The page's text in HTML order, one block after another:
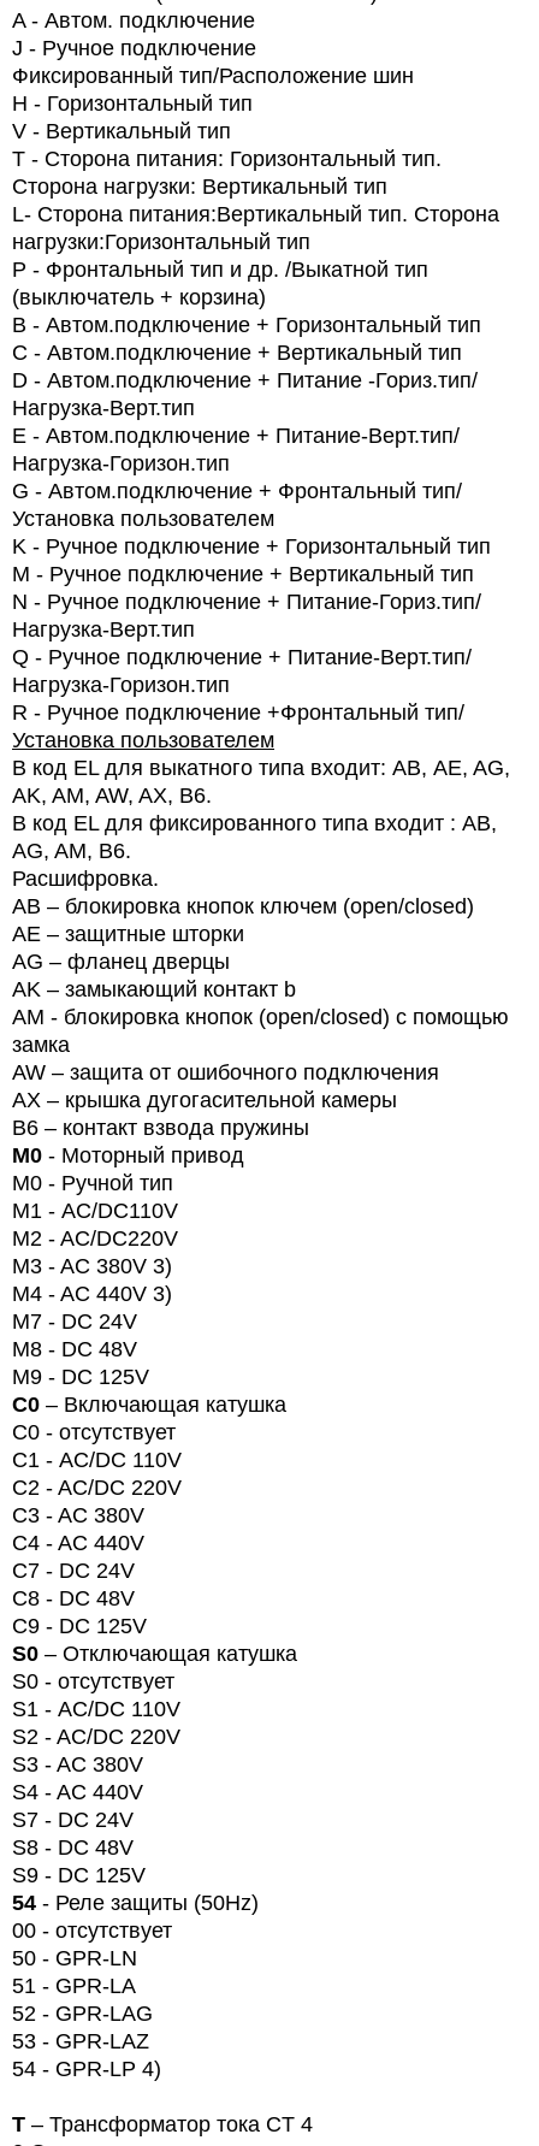
A - Автом. подключение
J - Ручное подключение
Фиксированный тип/Расположение шин
H - Горизонтальный тип
V - Вертикальный тип
T - Сторона питания: Горизонтальный тип.
Сторона нагрузки: Вертикальный тип
L- Сторона питания:Вертикальный тип. Сторона
нагрузки:Горизонтальный тип
P - Фронтальный тип и др. /Выкатной тип
(выключатель + корзина)
B - Автом.подключение + Горизонтальный тип
C - Автом.подключение + Вертикальный тип
D - Автом.подключение + Питание -Гориз.тип/
Нагрузка-Верт.тип
E - Автом.подключение + Питание-Верт.тип/
Нагрузка-Горизон.тип
G - Автом.подключение + Фронтальный тип/
Установка пользователем
K - Ручное подключение + Горизонтальный тип
M - Ручное подключение + Вертикальный тип
N - Ручное подключение + Питание-Гориз.тип/
Нагрузка-Верт.тип
Q - Ручное подключение + Питание-Верт.тип/
Нагрузка-Горизон.тип
R - Ручное подключение +Фронтальный тип/
Установка пользователем
В код EL для выкатного типа входит: АВ, AE, AG,
AK, AM, AW, AX, B6.
В код EL для фиксированного типа входит : АВ,
AG, AM, B6.
Расшифровка.
AB – блокировка кнопок ключем (open/closed)
AE – защитные шторки
AG – фланец дверцы
AK – замыкающий контакт b
AM - блокировка кнопок (open/closed) с помощью
замка
AW – защита от ошибочного подключения
AX – крышка дугогасительной камеры
B6 – контакт взвода пружины
M0 - Моторный привод
M0 - Ручной тип
M1 - AC/DC110V
M2 - AC/DC220V
M3 - AC 380V 3)
M4 - AC 440V 3)
M7 - DC 24V
M8 - DC 48V
M9 - DC 125V
C0 – Включающая катушка
C0 - отсутствует
C1 - AC/DC 110V
C2 - AC/DC 220V
C3 - AC 380V
C4 - AC 440V
C7 - DC 24V
C8 - DC 48V
C9 - DC 125V
S0 – Отключающая катушка
S0 - отсутствует
S1 - AC/DC 110V
S2 - AC/DC 220V
S3 - AC 380V
S4 - AC 440V
S7 - DC 24V
S8 - DC 48V
S9 - DC 125V
54 - Реле защиты (50Hz)
00 - отсутствует
50 - GPR-LN
51 - GPR-LA
52 - GPR-LAG
53 - GPR-LAZ
54 - GPR-LP 4)
Т – Трансформатор тока CT 4